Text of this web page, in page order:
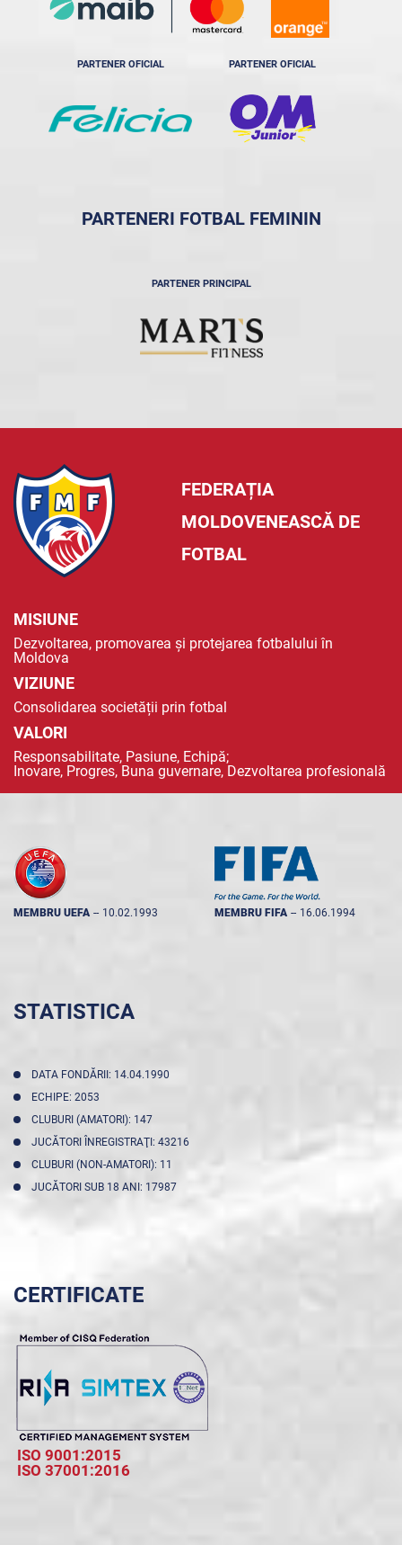
PARTENER OFICIAL PARTENER OFICIAL
PARTENERI FOTBAL FEMININ
PARTENER PRINCIPAL
FEDERAȚIA
MOLDOVENEASCĂ DE
FOTBAL
MISIUNE
Dezvoltarea, promovarea și protejarea fotbalului în
Moldova
VIZIUNE
Consolidarea societății prin fotbal
VALORI
Responsabilitate, Pasiune, Echipă;
Inovare, Progres, Buna guvernare, Dezvoltarea profesională
MEMBRU UEFA -- 10.02.1993 MEMBRU FIFA -- 16.06.1994
STATISTICA
DATA FONDĂRII: 14.04.1990
ECHIPE: 2053
CLUBURI (AMATORI): 147
JUCĂTORI ÎNREGISTRAŢI: 43216
CLUBURI (NON-AMATORI): 11
JUCĂTORI SUB 18 ANI: 17987
CERTIFICATE
ISO 9001:2015
ISO 37001:2016